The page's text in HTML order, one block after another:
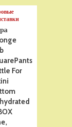
For